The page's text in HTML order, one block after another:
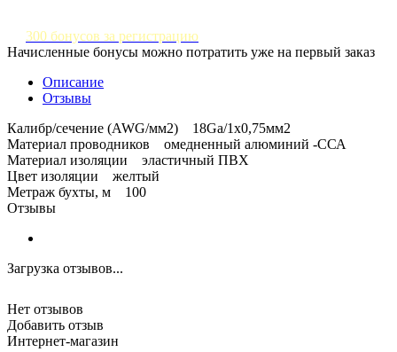
300 бонусов за регистрацию
Начисленные бонусы можно потратить уже на первый заказ
Описание
Отзывы
Калибр/сечение (AWG/мм2) 18Ga/1x0,75мм2
Материал проводников омедненный алюминий -ССА
Материал изоляции эластичный ПВХ
Цвет изоляции желтый
Метраж бухты, м 100
Отзывы
Загрузка отзывов...
Нет отзывов
Добавить отзыв
Интернет-магазин